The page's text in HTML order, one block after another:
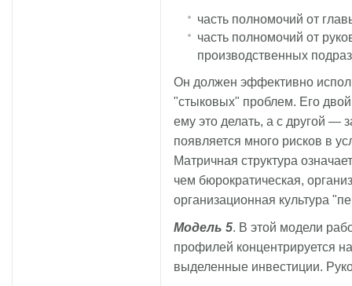
часть полномочий от
часть полномочий от
производственных
Он должен эффективно
"стыковых" проблем. Его
ему это делать, а с другой —
появляется много рисков в
Матричная структура
чем бюрократическая,
организационная культура
Модель 5. В этой модели
профилей концентрируется
выделенные инвестиции.